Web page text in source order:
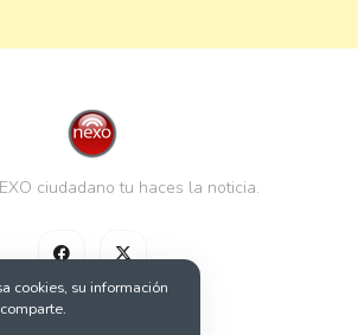
ciudadano tu haces la noticia.
cookies, su información